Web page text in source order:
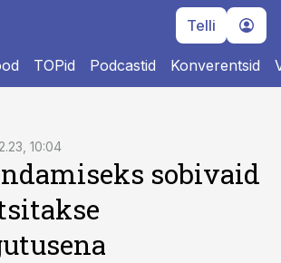
Telli
TOPid Podcastid Konverentsid
10:04
sobivaid